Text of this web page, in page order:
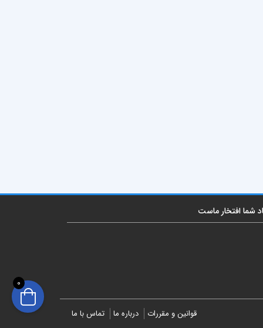
شما افتخار ماست
قوانین و مقررات درباره ما تماس با ما
0